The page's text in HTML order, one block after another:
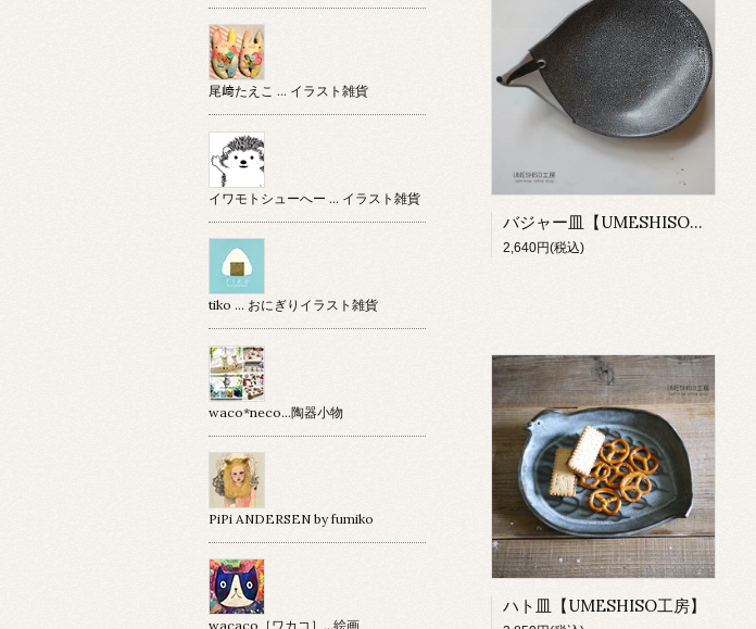
バジャー皿【UMESHISO工房】
2,640円(税込)
ハト皿【UMESHISO工房】
尾﨑たえこ … イラスト雑貨
イワモトシューへー … イラスト雑貨
tiko … おにぎりイラスト雑貨
waco*neco...陶器小物
PiPi ANDERSEN by fumiko
wacaco［ワカコ］…絵画